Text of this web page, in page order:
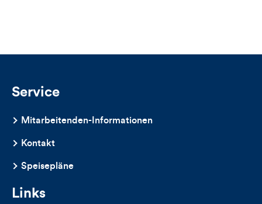
Service
Mitarbeitenden-Informationen
Kontakt
Speisepläne
Links